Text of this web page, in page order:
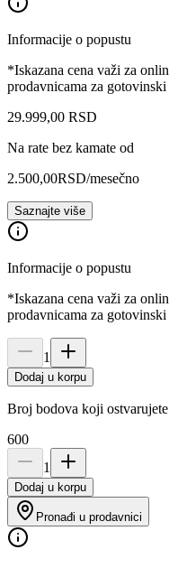
Informacije o popustu
*Iskazana cena važi za
prodavnicama za gotovinski
29.999,00 RSD
Na rate bez kamate od
2.500,00RSD/mesečno
Saznajte više
Informacije o popustu
*Iskazana cena važi za
prodavnicama za gotovinski
1
Dodaj u korpu
Broj bodova koji
600
1
Dodaj u korpu
Pronađi u prodavnici